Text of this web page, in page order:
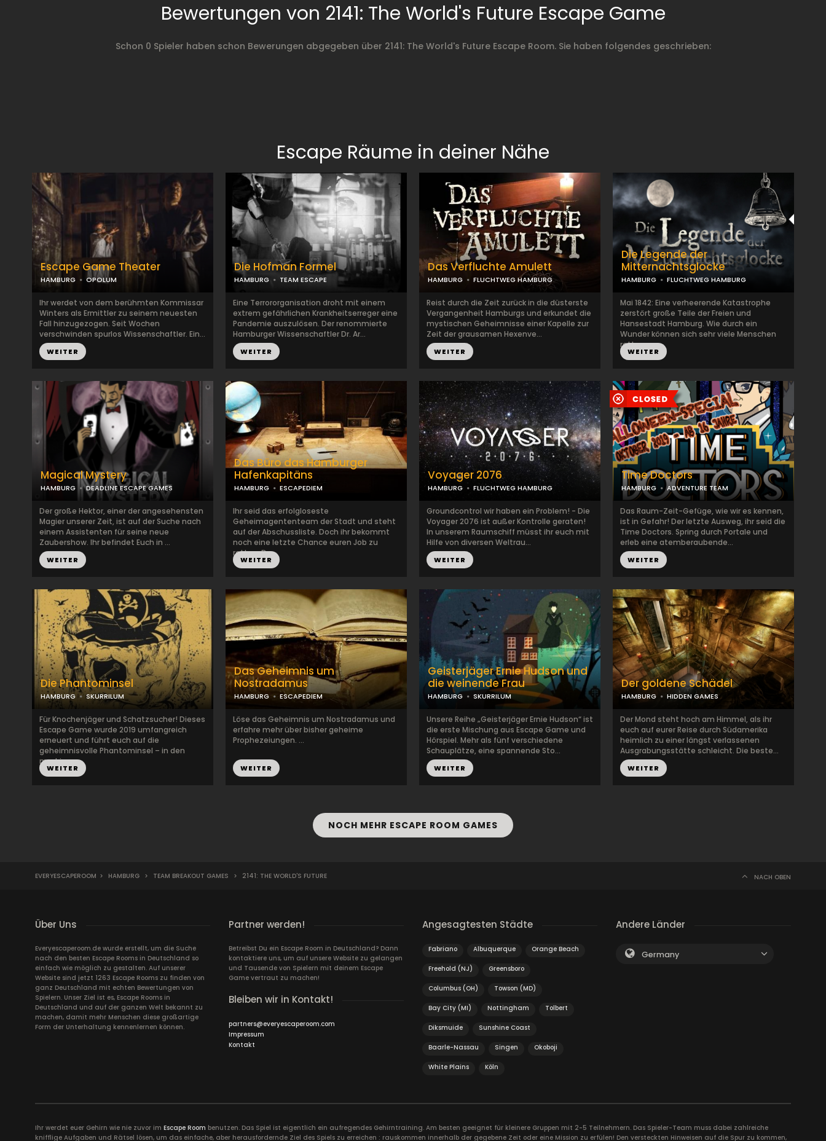
Bewertungen von 2141: The World's Future Escape Game
Schon 0 Spieler haben schon Bewerungen abgegeben über 2141: The World's Future Escape Room. Sie haben folgendes geschrieben:
Escape Räume in deiner Nähe
Escape Game Theater
HAMBURG OPOLUM
Ihr werdet von dem berühmten Kommissar
Winters als Ermittler zu seinem neuesten
Fall hinzugezogen. Seit Wochen
verschwinden spurlos Wissenschaftler. Ein...
WEITER
Die Hofman Formel
HAMBURG TEAM ESCAPE
Eine Terrororganisation droht mit einem
extrem gefährlichen Krankheitserreger eine
Pandemie auszulösen. Der renommierte
Hamburger Wissenschaftler Dr. Ar...
WEITER
Das Verfluchte Amulett
HAMBURG FLUCHTWEG HAMBURG
Reist durch die Zeit zurück in die düsterste
Vergangenheit Hamburgs und erkundet die
mystischen Geheimnisse einer Kapelle zur
Zeit der grausamen Hexenve...
WEITER
Die Legende der
Mitternachtsglocke
HAMBURG FLUCHTWEG HAMBURG
Mai 1842: Eine verheerende Katastrophe
zerstört große Teile der Freien und
Hansestadt Hamburg. Wie durch ein
Wunder können sich sehr viele Menschen
rett...
WEITER
Magical Mystery
HAMBURG DEADLINE ESCAPE GAMES
Der große Hektor, einer der angesehensten
Magier unserer Zeit, ist auf der Suche nach
einem Assistenten für seine neue
Zaubershow. Ihr befindet Euch in ...
WEITER
Das Büro das Hamburger
Hafenkapitäns
HAMBURG ESCAPEDIEM
Ihr seid das erfolgloseste
Geheimagententeam der Stadt und steht
auf der Abschussliste. Doch ihr bekommt
noch eine letzte Chance euren Job zu
retten. De...
WEITER
Voyager 2076
HAMBURG FLUCHTWEG HAMBURG
Groundcontrol wir haben ein Problem! - Die
Voyager 2076 ist außer Kontrolle geraten!
In unserem Raumschiff müsst ihr euch mit
Hilfe von diversen Weltrau...
WEITER
Time Doctors
HAMBURG ADVENTURE TEAM
Das Raum-Zeit-Gefüge, wie wir es kennen,
ist in Gefahr! Der letzte Ausweg, ihr seid die
Time Doctors. Spring durch Portale und
erleb eine atemberaubende...
WEITER
Die Phantominsel
HAMBURG SKURRILUM
Für Knochenjäger und Schatzsucher! Dieses
Escape Game wurde 2019 umfangreich
erneuert und führt euch auf die
geheimnisvolle Phantominsel – in den
modrig...
WEITER
Das Geheimnis um
Nostradamus
HAMBURG ESCAPEDIEM
Löse das Geheimnis um Nostradamus und
erfahre mehr über bisher geheime
Prophezeiungen. ...
WEITER
Geisterjäger Ernie Hudson und
die weinende Frau
HAMBURG SKURRILUM
Unsere Reihe „Geisterjäger Ernie Hudson“ ist
die erste Mischung aus Escape Game und
Hörspiel. Mehr als fünf verschiedene
Schauplätze, eine spannende Sto...
WEITER
Der goldene Schädel
HAMBURG HIDDEN GAMES
Der Mond steht hoch am Himmel, als ihr
euch auf eurer Reise durch Südamerika
heimlich zu einer längst verlassenen
Ausgrabungsstätte schleicht. Die beste...
WEITER
NOCH MEHR ESCAPE ROOM GAMES
EVERYESCAPEROOM > HAMBURG > TEAM BREAKOUT GAMES > 2141: THE WORLD'S FUTURE NACH OBEN
Über Uns
Everyescaperoom.de wurde erstellt, um die Suche
nach den besten Escape Rooms in Deutschland so
einfach wie möglich zu gestalten. Auf unserer
Website sind jetzt 1263 Escape Rooms zu finden von
ganz Deutschland mit echten Bewertungen von
Spielern. Unser Ziel ist es, Escape Rooms in
Deutschland und auf der ganzen Welt bekannt zu
machen, damit mehr Menschen diese großartige
Form der Unterhaltung kennenlernen können.
Partner werden!
Betreibst Du ein Escape Room in Deutschland? Dann
kontaktiere uns, um auf unsere Website zu gelangen
und Tausende von Spielern mit deinem Escape
Game vertraut zu machen!
Bleiben wir in Kontakt!
partners@everyescaperoom.com
Impressum
Kontakt
Angesagtesten Städte
Fabriano Albuquerque Orange Beach
Freehold (NJ) Greensboro
Columbus (OH) Towson (MD)
Bay City (MI) Nottingham Tolbert
Diksmuide Sunshine Coast
Baarle-Nassau Singen Okoboji
White Plains Köln
Andere Länder
Germany
Ihr werdet euer Gehirn wie nie zuvor im Escape Room benutzen. Das Spiel ist eigentlich ein aufregendes Gehirntraining. Am besten geeignet für kleinere Gruppen mit 2-5 Teilnehmern. Das Spieler-Team muss dabei zahlreiche
knifflige Aufgaben und Rätsel lösen, um das einfache, aber herausfordernde Ziel des Spiels zu erreichen : rauskommen innerhalb der gegebene Zeit oder eine Mission zu erfülen! Den versteckten Hinweisen auf die Spur zu kommen,